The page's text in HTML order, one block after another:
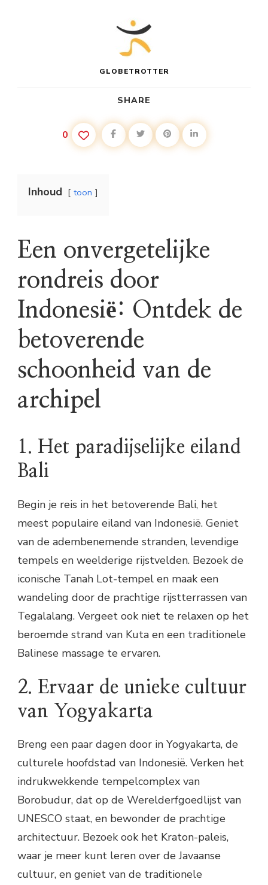
GLOBETROTTER
SHARE
0
Inhoud toon
Een onvergetelijke
rondreis door
Indonesië: Ontdek de
betoverende
schoonheid van de
archipel
1. Het paradijselijke eiland
Bali
Begin je reis in het betoverende Bali, het
meest populaire eiland van Indonesië. Geniet
van de adembenemende stranden, levendige
tempels en weelderige rijstvelden. Bezoek de
iconische Tanah Lot-tempel en maak een
wandeling door de prachtige rijstterrassen van
Tegalalang. Vergeet ook niet te relaxen op het
beroemde strand van Kuta en een traditionele
Balinese massage te ervaren.
2. Ervaar de unieke cultuur
van Yogyakarta
Breng een paar dagen door in Yogyakarta, de
culturele hoofdstad van Indonesië. Verken het
indrukwekkende tempelcomplex van
Borobudur, dat op de Werelderfgoedlijst van
UNESCO staat, en bewonder de prachtige
architectuur. Bezoek ook het Kraton-paleis,
waar je meer kunt leren over de Javaanse
cultuur, en geniet van de traditionele